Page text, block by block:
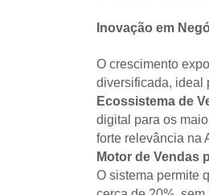
Inovação em
O crescimento
diversificada, ideal
Ecossistema de
digital para os
forte relevância na
Motor de Vendas
O sistema permite